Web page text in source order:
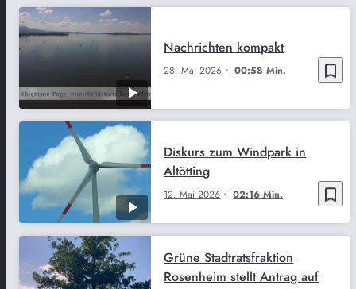
bookmark_border
28. Mai 2026 00:58 Min.
Nachrichten kompakt
bookmark_border
12. Mai 2026 02:16 Min.
Diskurs zum Windpark in
Altötting
Grüne Stadtratsfraktion
Rosenheim stellt Antrag auf